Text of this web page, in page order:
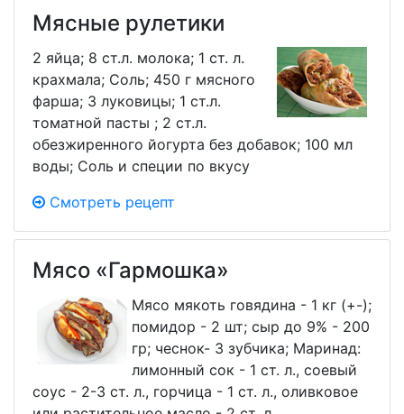
Мясные рулетики
2 яйца; 8 ст.л. молока; 1 ст. л.
крахмала; Соль; 450 г мясного
фарша; 3 луковицы; 1 ст.л.
томатной пасты ; 2 ст.л.
обезжиренного йогурта без добавок; 100 мл
воды; Соль и специи по вкусу
Смотреть рецепт
Мясо «Гармошка»
Мясо мякоть говядина - 1 кг (+-);
помидор - 2 шт; сыр до 9% - 200
гр; чеснок- 3 зубчика; Маринад:
лимонный сок - 1 ст. л., соевый
соус - 2-3 ст. л., горчица - 1 ст. л., оливковое